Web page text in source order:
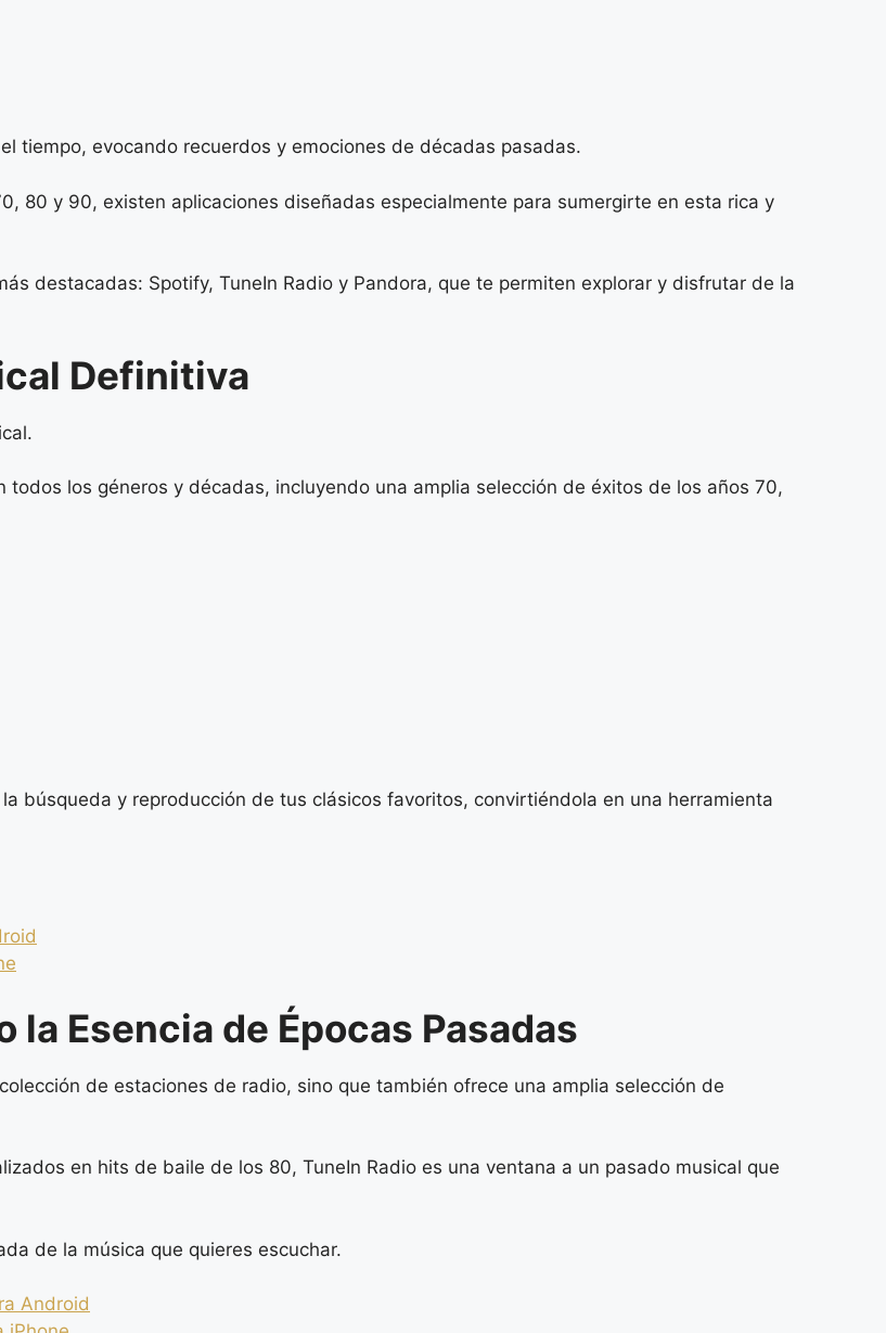
tiempo, evocando recuerdos y emociones de décadas pasadas.
80 y 90, existen aplicaciones diseñadas especialmente para sumergirte en esta rica y
destacadas: Spotify, TuneIn Radio y Pandora, que te permiten explorar y disfrutar de la
Definitiva
los géneros y décadas, incluyendo una amplia selección de éxitos de los años 70,
búsqueda y reproducción de tus clásicos favoritos, convirtiéndola en una herramienta
la Esencia de Épocas Pasadas
de estaciones de radio, sino que también ofrece una amplia selección de
en hits de baile de los 80, TuneIn Radio es una ventana a un pasado musical que
de la música que quieres escuchar.
Android